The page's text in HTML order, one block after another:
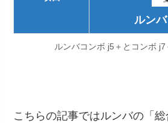
ルンバ
ルンバコンボ j5＋とコンボ
こちらの記事ではルンバの「